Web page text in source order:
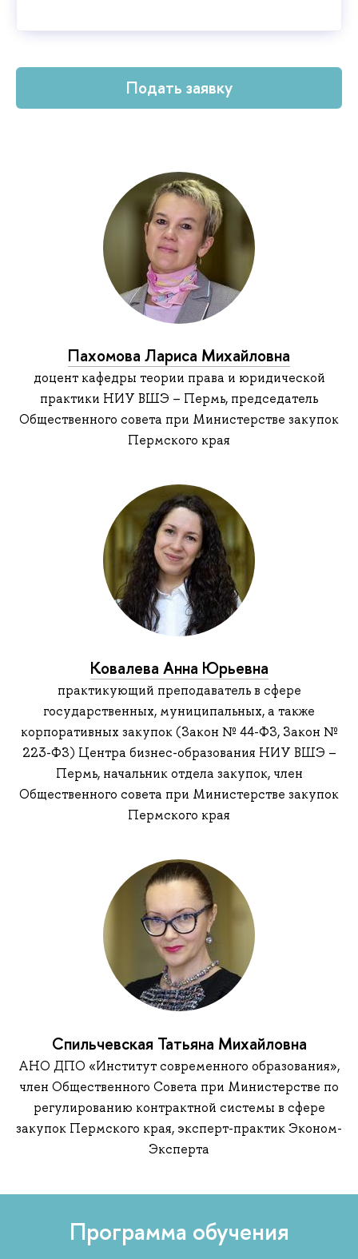
Подать заявку
Пахомова Лариса Михайловна
доцент кафедры теории права и юридической
практики НИУ ВШЭ – Пермь, председатель
Общественного совета при Министерстве закупок
Пермского края
Ковалева Анна Юрьевна
практикующий преподаватель в сфере
государственных, муниципальных, а также
корпоративных закупок (Закон № 44-ФЗ, Закон №
223-ФЗ) Центра бизнес-образования НИУ ВШЭ –
Пермь, начальник отдела закупок, член
Общественного совета при Министерстве закупок
Пермского края
Спильчевская Татьяна Михайловна
АНО ДПО «Институт современного образования»,
член Общественного Совета при Министерстве по
регулированию контрактной системы в сфере
закупок Пермского края, эксперт-практик Эконом-
Эксперта
Программа обучения